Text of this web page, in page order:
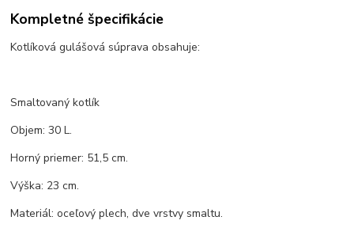
Kompletné špecifikácie
Kotlíková gulášová súprava obsahuje:
Smaltovaný kotlík
Objem: 30 L.
Horný priemer: 51,5 cm.
Výška: 23 cm.
Materiál: oceľový plech, dve vrstvy smaltu.